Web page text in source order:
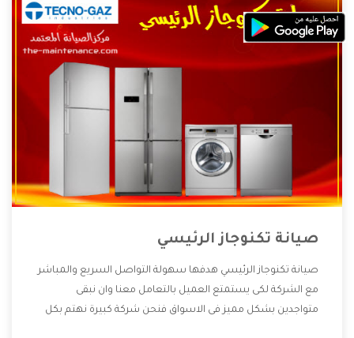
صيانة تكنوجاز الرئيسي
صيانة تكنوجاز الرئيسي هدفها سهولة التواصل السريع والمباشر
مع الشركة لكى يستمتع العميل بالتعامل معنا وان نبقى
متواجدين بشكل مميز فى الاسواق فنحن شركة كبيرة نهتم بكل